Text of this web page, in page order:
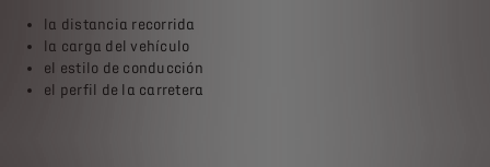
la distancia recorrida
la carga del vehículo
el estilo de conducción
el perfil de la carretera